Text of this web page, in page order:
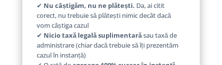
✔ Nu câștigăm, nu ne plătești. Da, ai citit
corect, nu trebuie să plătești nimic decât dacă
vom câștiga cazul
✔ Nicio taxă legală suplimentarăsau taxă de
administrare (chiar dacă trebuie să îți prezentăm
cazul în instanță)